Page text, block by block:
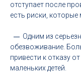
отступает после
есть риски,
Одним из
обезвоживание.
привести к отказу
маленьких детей.